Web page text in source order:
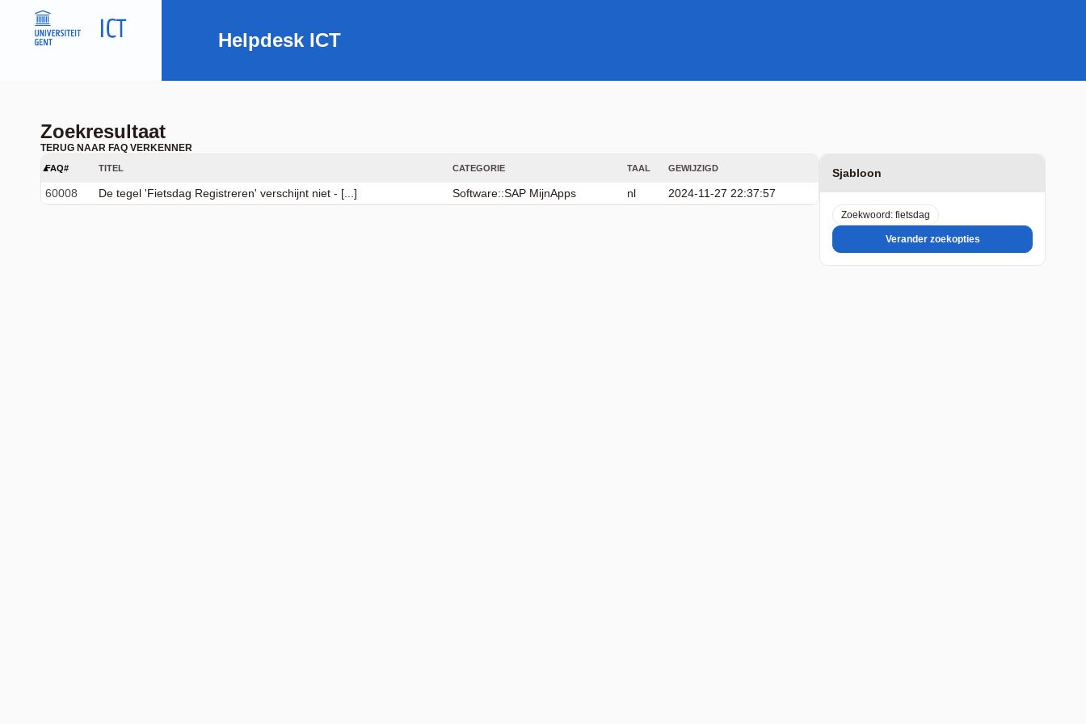
Helpdesk ICT
Zoekresultaat
TERUG NAAR FAQ VERKENNER
Sjabloon
Zoekwoord: fietsdag
Verander zoekopties
FAQ# TITEL CATEGORIE TAAL GEWIJZIGD
60008 De tegel 'Fietsdag Registreren' verschijnt niet - [...] Software::SAP MijnApps nl 2024-11-27 22:37:57